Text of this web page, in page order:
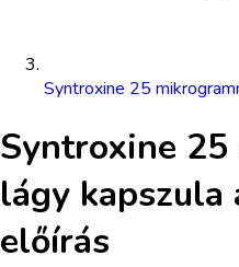
Syntroxine 25
Syntroxine
lágy kapszula
előírás